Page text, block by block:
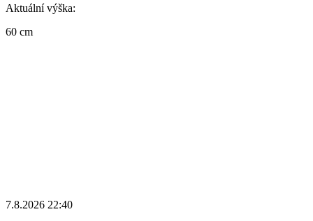
Aktuální výška:
60 cm
7.8.2026 22:40